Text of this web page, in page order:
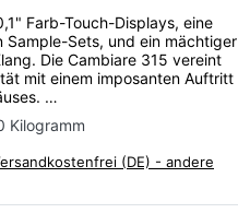
Farb-Touch-Displays, eine
Sample-Sets, und ein mächtiger
Die Cambiare 315 vereint
mit einem imposanten Auftritt
…
Kilogramm
(DE) - andere